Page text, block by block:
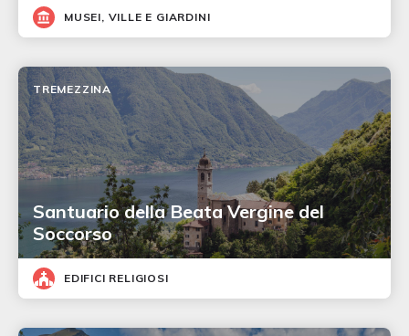
MUSEI, VILLE E GIARDINI
Santuario della Beata Vergine del
Soccorso
TREMEZZINA
EDIFICI RELIGIOSI